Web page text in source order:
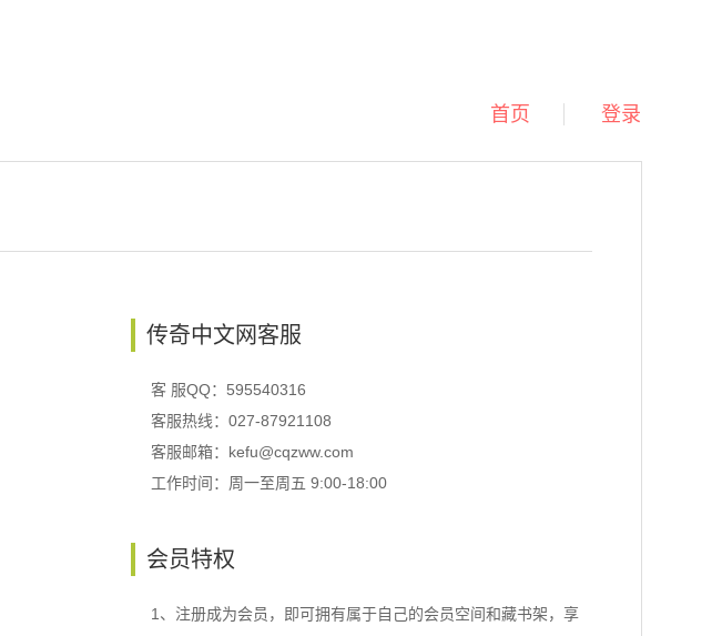
首页 登录
传奇中文网客服
客 服QQ：595540316
客服热线：027-87921108
客服邮箱：kefu@cqzww.com
工作时间：周一至周五 9:00-18:00
会员特权
1、注册成为会员，即可拥有属于自己的会员空间和藏书架，享